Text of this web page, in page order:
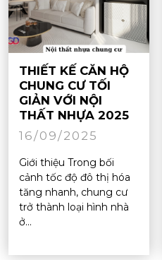
THIẾT KẾ CĂN HỘ
CHUNG CƯ TỐI
GIẢN VỚI NỘI
THẤT NHỰA 2025
16/09/2025
Giới thiệu Trong bối
cảnh tốc độ đô thị hóa
tăng nhanh, chung cư
trở thành loại hình nhà
ở...